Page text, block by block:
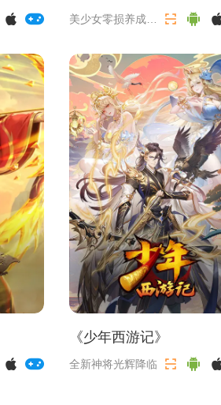
美少女零损养成
《少年西游记》
全新神将光辉降临